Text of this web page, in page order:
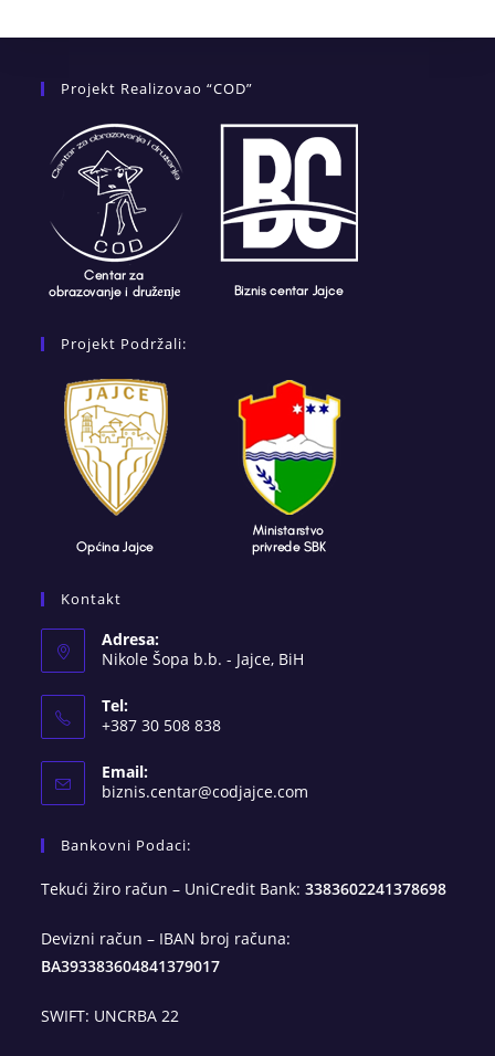
Projekt Realizovao “COD”
Projekt Podržali:
Kontakt
Adresa:
Nikole Šopa b.b. - Jajce, BiH
Tel:
+387 30 508 838
Email:
biznis.centar@codjajce.com
Bankovni Podaci:
Tekući žiro račun – UniCredit Bank:3383602241378698
Devizni račun – IBAN broj računa:
BA393383604841379017
SWIFT: UNCRBA 22